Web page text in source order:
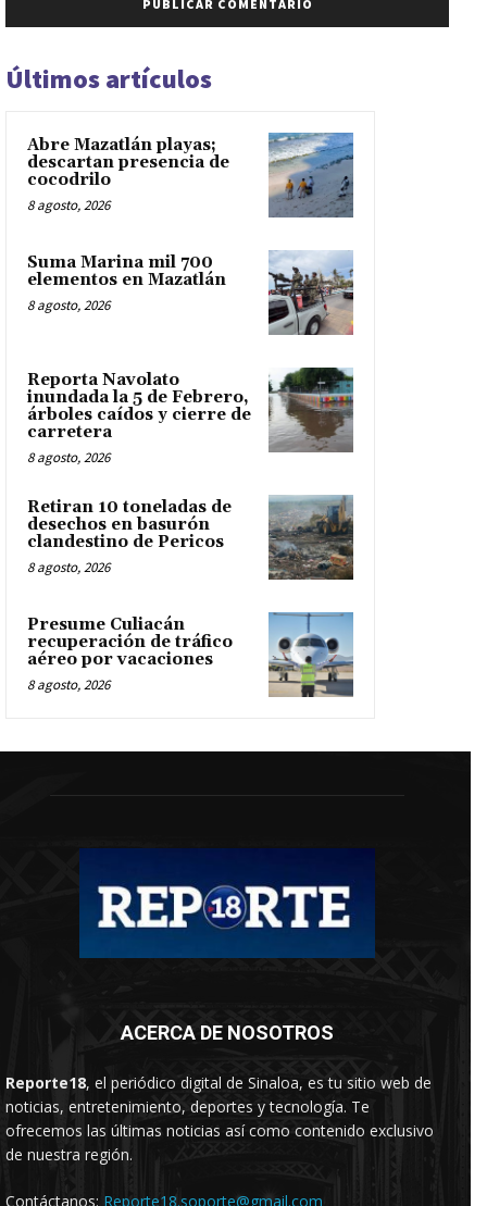
Últimos artículos
Abre Mazatlán playas;
descartan presencia de
cocodrilo
8 agosto, 2026
Suma Marina mil 700
elementos en Mazatlán
8 agosto, 2026
Reporta Navolato
inundada la 5 de Febrero,
árboles caídos y cierre de
carretera
8 agosto, 2026
Retiran 10 toneladas de
desechos en basurón
clandestino de Pericos
8 agosto, 2026
Presume Culiacán
recuperación de tráfico
aéreo por vacaciones
8 agosto, 2026
ACERCA DE NOSOTROS
Reporte18, el periódico digital de Sinaloa, es tu sitio web de
noticias, entretenimiento, deportes y tecnología. Te
ofrecemos las últimas noticias así como contenido exclusivo
de nuestra región.
Contáctanos: Reporte18.soporte@gmail.com